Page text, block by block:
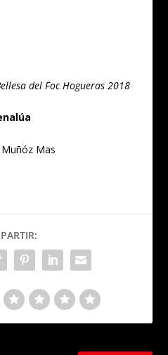
del Foc Hogueras 2018
Mas